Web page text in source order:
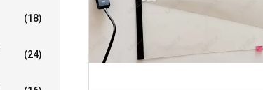
(18)
(24)